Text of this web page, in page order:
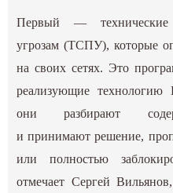
Первый — технические
угрозам (ТСПУ), которые
на своих сетях. Это
реализующие технологию
они разбирают
и принимают решение,
или полностью
отмечает Сергей